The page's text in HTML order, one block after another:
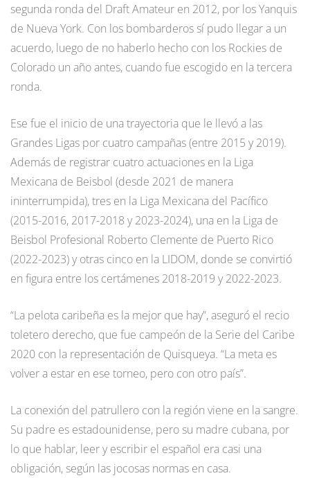
segunda ronda del Draft Amateur en 2012, por los Yanquis
de Nueva York. Con los bombarderos sí pudo llegar a un
acuerdo, luego de no haberlo hecho con los Rockies de
Colorado un año antes, cuando fue escogido en la tercera
ronda.
Ese fue el inicio de una trayectoria que le llevó a las
Grandes Ligas por cuatro campañas (entre 2015 y 2019).
Además de registrar cuatro actuaciones en la Liga
Mexicana de Beisbol (desde 2021 de manera
ininterrumpida), tres en la Liga Mexicana del Pacífico
(2015-2016, 2017-2018 y 2023-2024), una en la Liga de
Beisbol Profesional Roberto Clemente de Puerto Rico
(2022-2023) y otras cinco en la LIDOM, donde se convirtió
en figura entre los certámenes 2018-2019 y 2022-2023.
“La pelota caribeña es la mejor que hay”, aseguró el recio
toletero derecho, que fue campeón de la Serie del Caribe
2020 con la representación de Quisqueya. “La meta es
volver a estar en ese torneo, pero con otro país”.
La conexión del patrullero con la región viene en la sangre.
Su padre es estadounidense, pero su madre cubana, por
lo que hablar, leer y escribir el español era casi una
obligación, según las jocosas normas en casa.